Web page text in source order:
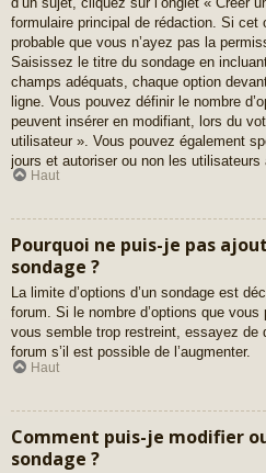
formulaire principal de rédaction. Si cet
probable que vous n’ayez pas la
Saisissez le titre du sondage en
champs adéquats, chaque option
ligne. Vous pouvez définir le nombre
peuvent insérer en modifiant, lors du
utilisateur ». Vous pouvez également
jours et autoriser ou non les utilisateurs
Haut
Pourquoi ne puis-je pas
sondage ?
La limite d’options d’un sondage est
forum. Si le nombre d’options que
vous semble trop restreint, essayez de
forum s’il est possible de l’augmenter.
Haut
Comment puis-je modifier
sondage ?